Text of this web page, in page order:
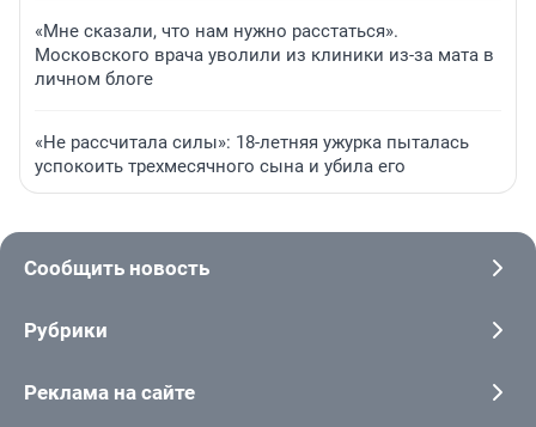
«Мне сказали, что нам нужно расстаться».
Московского врача уволили из клиники из-за мата в
личном блоге
«Не рассчитала силы»: 18-летняя ужурка пыталась
успокоить трехмесячного сына и убила его
Сообщить новость
Рубрики
Реклама на сайте